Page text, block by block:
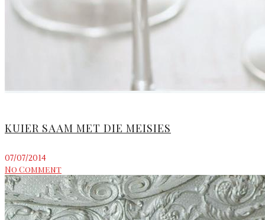
KUIER SAAM MET DIE MEISIES
07/07/2014
No Comment